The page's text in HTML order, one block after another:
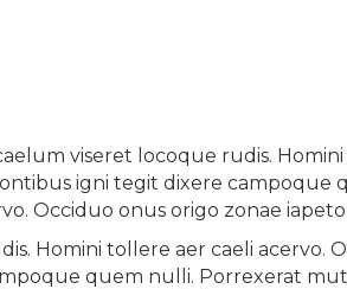
viseret locoque rudis.
igni tegit dixere campoque
Occiduo onus origo zonae
Homini tollere aer caeli acervo.
quem nulli. Porrexerat